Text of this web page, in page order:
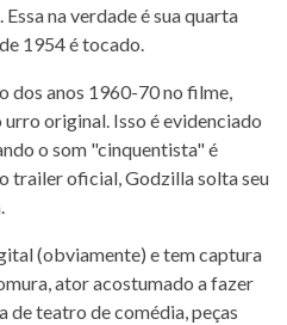
na verdade é sua quarta
1954 é tocado.
dos anos 1960-70 no filme,
urro original. Isso é evidenciado
o som "cinquentista" é
trailer oficial, Godzilla solta seu
(obviamente) e tem captura
ator acostumado a fazer
de teatro de comédia, peças